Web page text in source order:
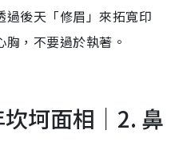
過後天「修眉」來拓寬印
，不要過於執著。
坷面相｜2. 鼻